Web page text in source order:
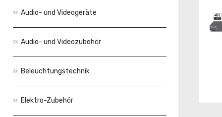
Audio- und Videogeräte
Audio- und Videozubehör
Beleuchtungstechnik
Elektro-Zubehör